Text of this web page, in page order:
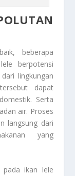
beberapa
berpotensi
lingkungan
dapat
Serta
air. Proses
langsung dari
yang
pada ikan lele